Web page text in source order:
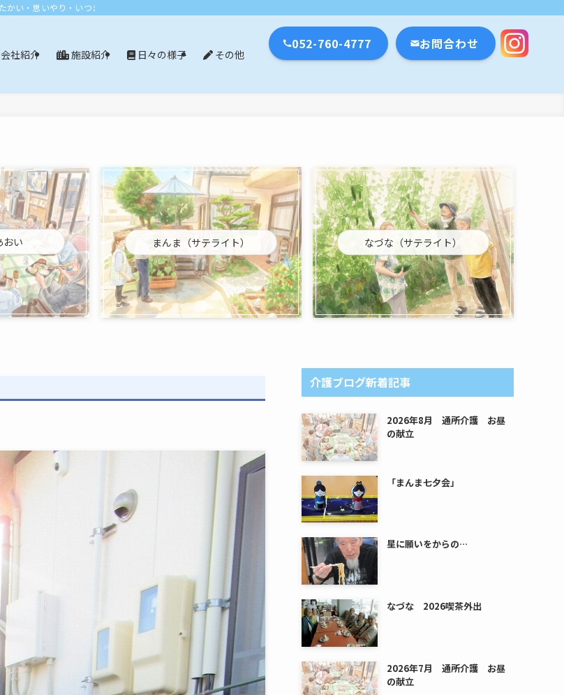
い・思いやり・いつまでも」エリア：尾張旭市・長久手市・瀬戸市・名古屋市
会社紹介 施設紹介 日々の様子 その他
052-760-4777 お問合わせ
おい まんま（サテライト） なづな（サテライト）
介護ブログ新着記事
2026年8月 通所介護 お昼
の献立
「まんま七夕会」
星に願いをからの…
なづな 2026喫茶外出
2026年7月 通所介護 お昼
の献立